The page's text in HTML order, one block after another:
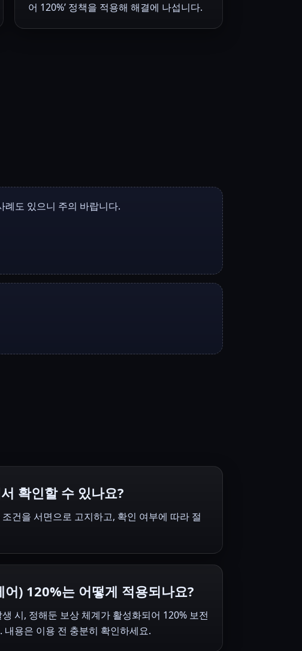
어 120%’ 정책을 적용해 해결에 나섭니다.
례도 있으니 주의 바랍니다.
확인할 수 있나요?
건을 서면으로 고지하고, 확인 여부에 따라 절
어) 120%는 어떻게 적용되나요?
시, 정해둔 보상 체계가 활성화되어 120% 보전
내용은 이용 전 충분히 확인하세요.